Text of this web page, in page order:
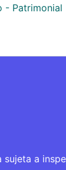
- Patrimonial
a